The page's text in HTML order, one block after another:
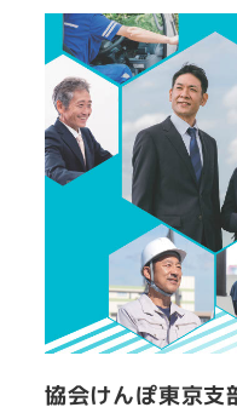
協会けんぽ東京支